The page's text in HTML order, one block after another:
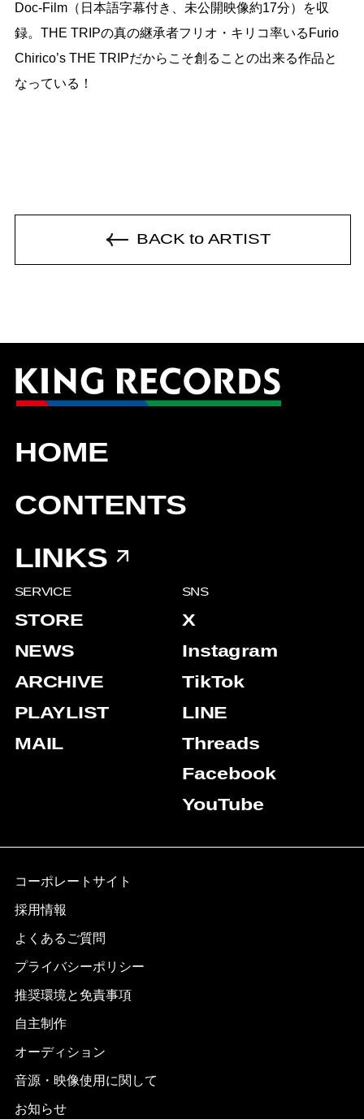
Doc-Film（日本語字幕付き、未公開映像約17分）を収
録。THE TRIPの真の継承者フリオ・キリコ率いるFurio
Chirico’s THE TRIPだからこそ創ることの出来る作品と
BACK to ARTIST
HOME
CONTENTS
LINKS
SERVICE
STORE
NEWS
ARCHIVE
PLAYLIST
MAIL
SNS
X
Instagram
TikTok
LINE
Threads
Facebook
YouTube
コーポレートサイト
採用情報
よくあるご質問
プライバシーポリシー
推奨環境と免責事項
自主制作
オーディション
音源・映像使用に関して
お知らせ